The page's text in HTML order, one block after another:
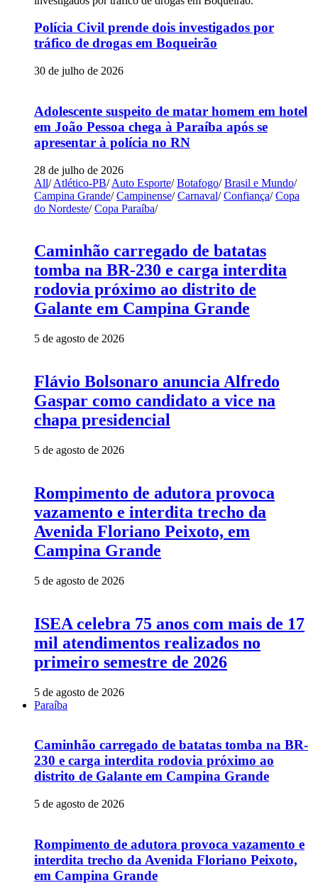
Polícia Civil prende dois investigados por
tráfico de drogas em Boqueirão
30 de julho de 2026
Adolescente suspeito de matar homem em hotel
em João Pessoa chega à Paraíba após se
apresentar à polícia no RN
28 de julho de 2026
All/ Atlético-PB/ Auto Esporte/ Botafogo/ Brasil e Mundo/
Campina Grande/ Campinense/ Carnaval/ Confiança/ Copa
do Nordeste/ Copa Paraíba/
Caminhão carregado de batatas
tomba na BR-230 e carga interdita
rodovia próximo ao distrito de
Galante em Campina Grande
5 de agosto de 2026
Flávio Bolsonaro anuncia Alfredo
Gaspar como candidato a vice na
chapa presidencial
5 de agosto de 2026
Rompimento de adutora provoca
vazamento e interdita trecho da
Avenida Floriano Peixoto, em
Campina Grande
5 de agosto de 2026
ISEA celebra 75 anos com mais de 17
mil atendimentos realizados no
primeiro semestre de 2026
5 de agosto de 2026
Paraíba
Caminhão carregado de batatas tomba na BR-
230 e carga interdita rodovia próximo ao
distrito de Galante em Campina Grande
5 de agosto de 2026
Rompimento de adutora provoca vazamento e
interdita trecho da Avenida Floriano Peixoto,
em Campina Grande